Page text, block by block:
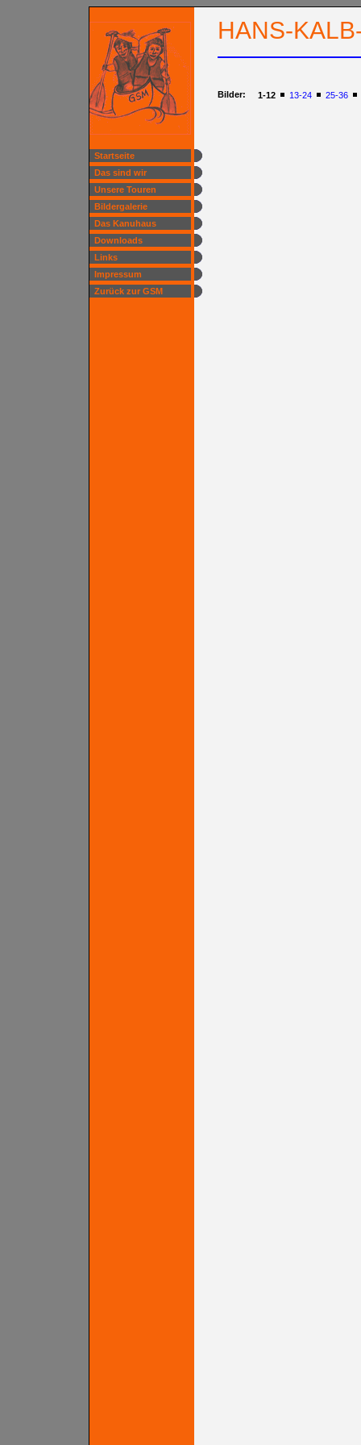
Startseite
Das sind wir
Unsere Touren
Bildergalerie
Das Kanuhaus
Downloads
Links
Impressum
Zurück zur GSM
HANS-
Bilder: 1-12 13-24 25-36